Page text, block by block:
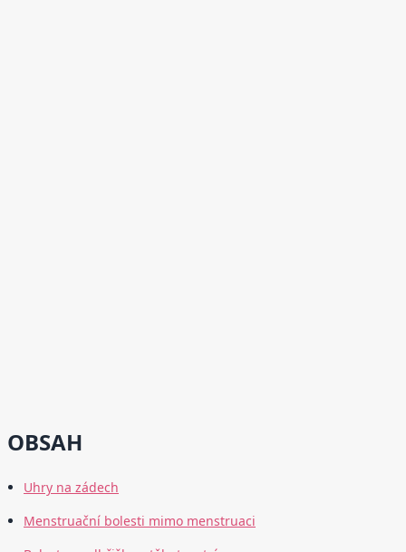
OBSAH
Uhry na zádech
Menstruační bolesti mimo menstruaci